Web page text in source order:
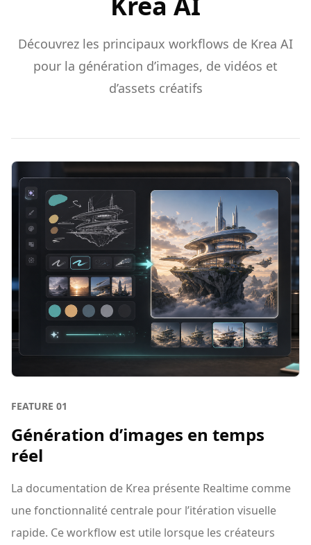
Découvrez les principaux workflows de Krea AI
pour la génération d’images, de vidéos et
d’assets créatifs
FEATURE 01
Génération d’images en temps
réel
La documentation de Krea présente Realtime comme
une fonctionnalité centrale pour l’itération visuelle
rapide. Ce workflow est utile lorsque les créateurs